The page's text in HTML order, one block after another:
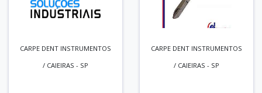
CARPE DENT INSTRUMENTOS
/ CAIEIRAS - SP
CARPE DENT INSTRUMENTOS
/ CAIEIRAS - SP